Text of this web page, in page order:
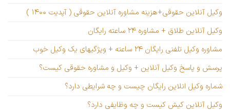
وکیل آنلاین حقوقی+هزینه مشاوره آنلاین حقوقی ( آپدیت ۱۴۰۰ )
وکیل آنلاین طلاق + مشاوره ۲۴ ساعته رایگان
مشاوره وکیل تلفنی رایگان ۲۴ ساعته + ویژگیهای یک وکیل خوب
پرسش و پاسخ وکیل آنلاین + وکیل و مشاوره حقوقی کیست؟
شماره وکیل انلاین رایگان چیست و چه شرایطی دارد؟
وکیل آنلاین کیش کیست و چه وظایفی دارد؟